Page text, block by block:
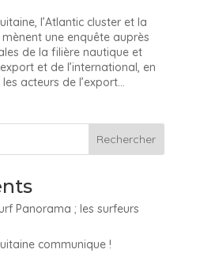
l’Atlantic cluster et la
une enquête auprès
de la filière nautique et
et de l’international, en
acteurs de l’export...
Panorama ; les surfeurs
communique !